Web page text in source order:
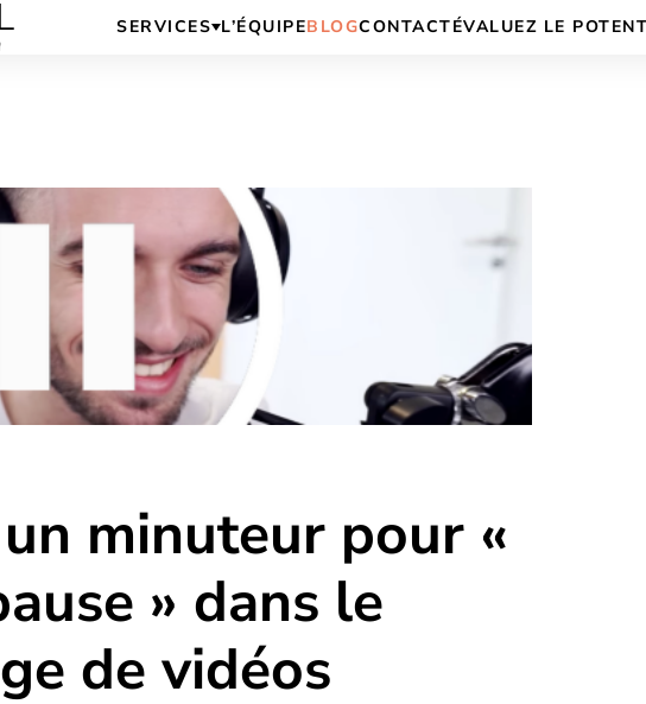
SERVICES L’ÉQUIPEBLOGCONTACTÉVALUEZ LE
minuteur pour «
» dans le
de vidéos